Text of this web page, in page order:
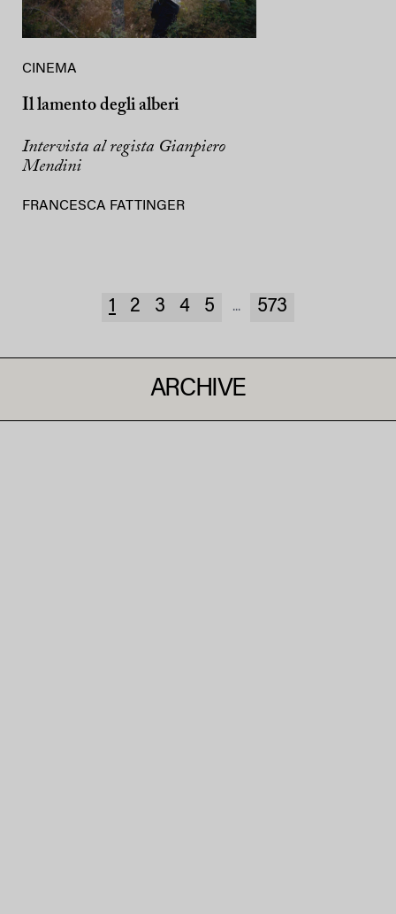
CINEMA
Il lamento degli alberi
Intervista al regista Gianpiero
Mendini
FRANCESCA FATTINGER
1 2 3 4 5 ... 573
ARCHIVE